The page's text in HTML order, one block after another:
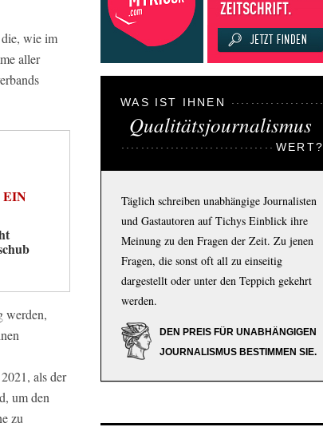
wie im
aller
EIN
werden,
als der
um den
zu
WAS IST IHNEN
Qualitätsjournalismus
WERT?
Täglich schreiben unabhängige Journalisten
und Gastautoren auf Tichys Einblick ihre
Meinung zu den Fragen der Zeit. Zu jenen
Fragen, die sonst oft all zu einseitig
dargestellt oder unter den Teppich gekehrt
werden.
DEN PREIS FÜR UNABHÄNGIGEN
JOURNALISMUS BESTIMMEN SIE.